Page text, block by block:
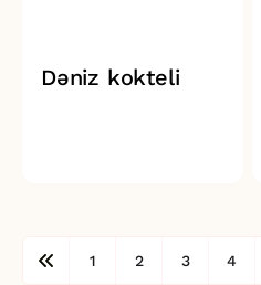
Dəniz kokteli
1 2 3 4